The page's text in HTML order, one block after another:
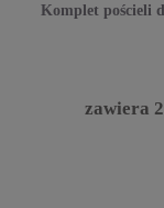
Komplet pościeli
zawiera